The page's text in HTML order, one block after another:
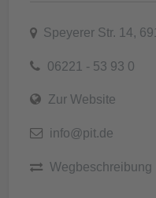
Speyerer Str. 14,
06221 - 53 93 0
Zur Website
info@pit.de
Wegbeschreibung